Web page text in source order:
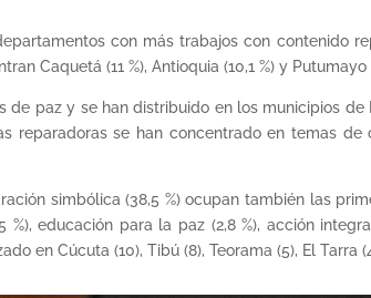
con más trabajos con contenido
Caquetá (11 %), Antioquia (10,1 %) y Putumayo
paz y se han distribuido en los municipios de
reparadoras se han concentrado en temas
simbólica (38,5 %) ocupan también las
educación para la paz (2,8 %), acción
en Cúcuta (10), Tibú (8), Teorama (5), El Tarra